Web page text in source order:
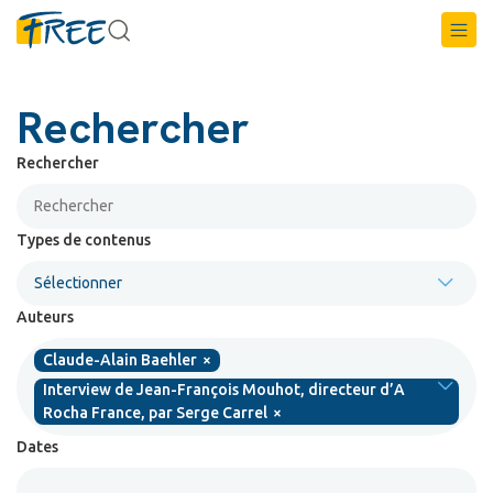
Rechercher
Rechercher
Types de contenus
Sélectionner
Auteurs
Claude-Alain Baehler ×
Interview de Jean-François Mouhot, directeur d’A
Rocha France, par Serge Carrel ×
Dates